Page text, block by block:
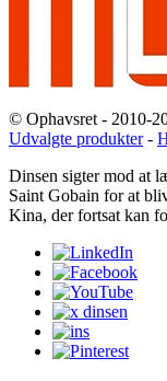
© Ophavsret - 2010-
Udvalgte produkter-
Dinsen sigter mod at
Saint Gobain for at
Kina, der fortsat kan